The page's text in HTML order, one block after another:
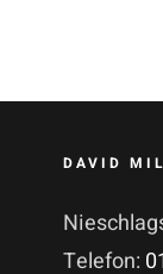
DAVID
Telefon: